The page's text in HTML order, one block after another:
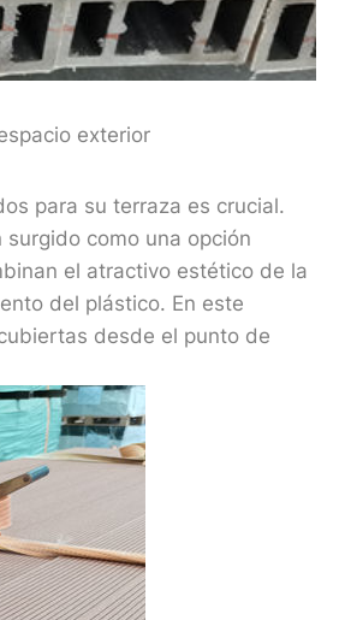
exterior
para su terraza es crucial.
como una opción
el atractivo estético de la
del plástico. En este
desde el punto de